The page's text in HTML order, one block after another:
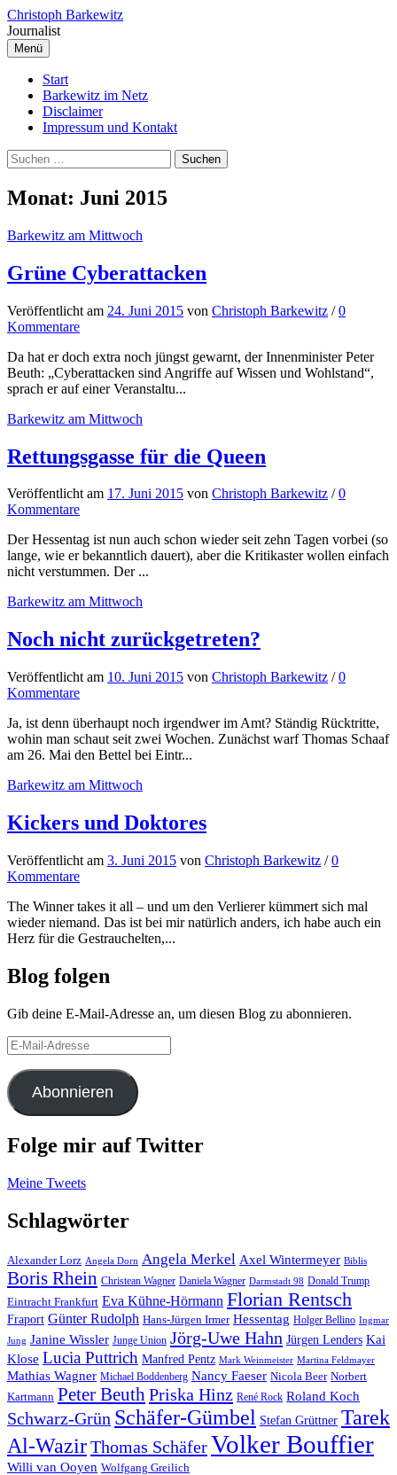
Springe
zum
Inhalt
Christoph Barkewitz
Journalist
Menü
Start
Barkewitz im Netz
Disclaimer
Impressum und Kontakt
Suchen
nach:
Monat: Juni 2015
Barkewitz am Mittwoch
Grüne Cyberattacken
Veröffentlicht am 24. Juni 2015 von Christoph Barkewitz /0
Kommentare
Da hat er doch extra noch jüngst gewarnt, der Innenminister Peter
Beuth: „Cyberattacken sind Angriffe auf Wissen und Wohlstand“,
sprach er auf einer Veranstaltu...
Barkewitz am Mittwoch
Rettungsgasse für die Queen
Veröffentlichtam 17. Juni 2015 von Christoph Barkewitz /0
Kommentare
Der Hessentag ist nun auch schon wieder seit zehn Tagen vorbei (so
lange, wie er bekanntlich dauert), aber die Kritikaster wollen einfach
nicht verstummen. Der ...
Barkewitz am Mittwoch
Noch nicht zurückgetreten?
Veröffentlicht am 10. Juni 2015 von Christoph Barkewitz /0
Kommentare
Ja, ist denn überhaupt noch irgendwer im Amt? Ständig Rücktritte,
wohin man schaut seit zwei Wochen. Zunächst warf Thomas Schaaf
am 26. Mai den Bettel bei Eintr...
Barkewitz am Mittwoch
Kickers und Doktores
Veröffentlicht am 3. Juni 2015 von Christoph Barkewitz /0
Kommentare
The Winner takes it all – und um den Verlierer kümmert sich mal
wieder niemand. Das ist bei mir natürlich anders, ich habe auch ein
Herz für die Gestrauchelten,...
Blog folgen
Gib deine E-Mail-Adresse an, um diesen Blog zu abonnieren.
E-
Mail-
Adresse
Abonnieren
Folge mir auf Twitter
Meine Tweets
Schlagwörter
Alexander Lorz Angela Dorn Angela Merkel Axel Wintermeyer Biblis
Boris Rhein Christean Wagner Daniela Wagner Darmstadt 98 Donald Trump
Eintracht Frankfurt Eva Kühne-Hörmann Florian Rentsch
Fraport Günter Rudolph Hans-Jürgen Irmer Hessentag Holger Bellino Ingmar
Jung Janine Wissler Junge Union Jörg-Uwe Hahn Jürgen Lenders Kai
Klose Lucia Puttrich Manfred Pentz Mark Weinmeister Martina Feldmayer
Mathias Wagner Michael Boddenberg Nancy Faeser Nicola Beer Norbert
Kartmann Peter Beuth Priska Hinz René Rock Roland Koch
Schwarz-Grün Schäfer-Gümbel Stefan Grüttner Tarek
Al-WazirThomas SchäferVolker Bouffier
Willi van Ooyen Wolfgang Greilich